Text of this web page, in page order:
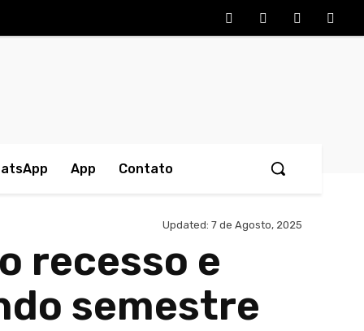
App Contato
Updated: 7 de Agosto, 2025
recesso e
semestre